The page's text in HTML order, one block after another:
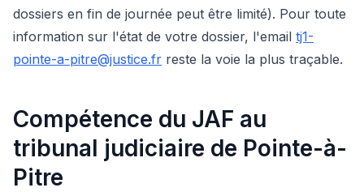
dossiers en fin de journée peut être limité). Pour toute
information sur l'état de votre dossier, l'email tj1-
pointe-a-pitre@justice.fr reste la voie la plus traçable.
Compétence du JAF au
tribunal judiciaire de Pointe-à-
Pitre